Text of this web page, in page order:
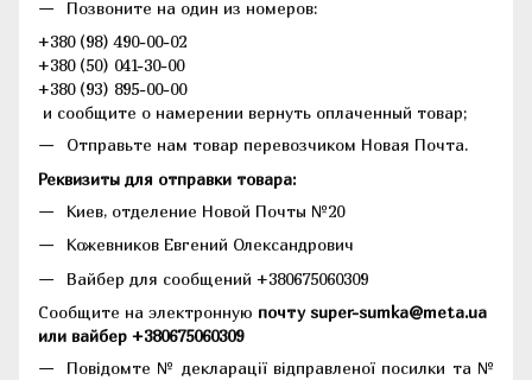
Позвоните на один из номеров:
+380 (98) 490-00-02
+380 (50) 041-30-00
+380 (93) 895-00-00
и сообщите о намерении вернуть оплаченный товар;
Отправьте нам товар перевозчиком Новая Почта.
Реквизиты для отправки товара:
Киев, отделение Новой Почты №20
Кожевников Евгений Олександрович
Вайбер для сообщений +380675060309
Сообщите на электронную почту super-sumka@meta.ua
или вайбер +380675060309
Повідомте № декларації відправленої посилки та №